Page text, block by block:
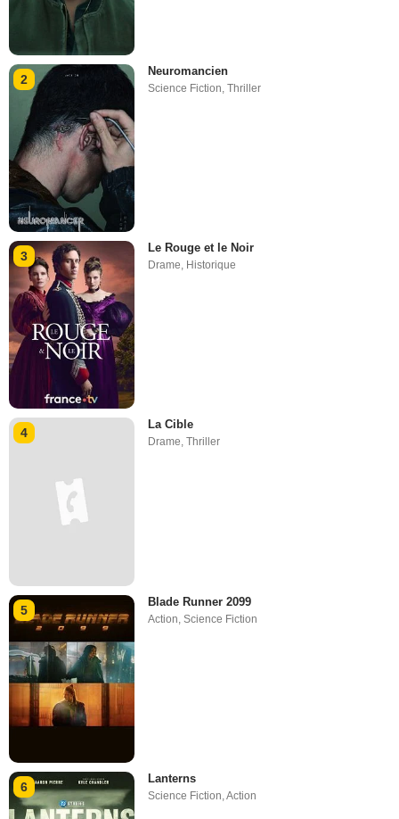
2
Neuromancien
Science Fiction ,Thriller
3
Le Rouge et le Noir
Drame, Historique
4
La Cible
Drame,Thriller
5
Blade Runner 2099
Action ,Science Fiction
6
Lanterns
Science Fiction,Action